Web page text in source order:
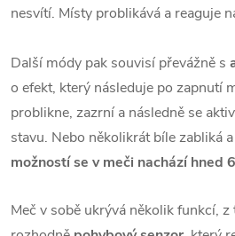
nesvítí. Místy problikává a reaguje
Další módy pak souvisí převážně s
o efekt, který následuje po zapnutí
problikne, zazrní a následně se
stavu. Nebo několikrát bíle zabliká
možností se v meči nachází hned
Meč v sobě ukrývá několik funkcí,